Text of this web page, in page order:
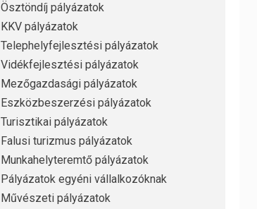
Ösztöndíj pályázatok
KKV pályázatok
Telephelyfejlesztési pályázatok
Vidékfejlesztési pályázatok
Mezőgazdasági pályázatok
Eszközbeszerzési pályázatok
Turisztikai pályázatok
Falusi turizmus pályázatok
Munkahelyteremtő pályázatok
Pályázatok egyéni vállalkozóknak
Művészeti pályázatok